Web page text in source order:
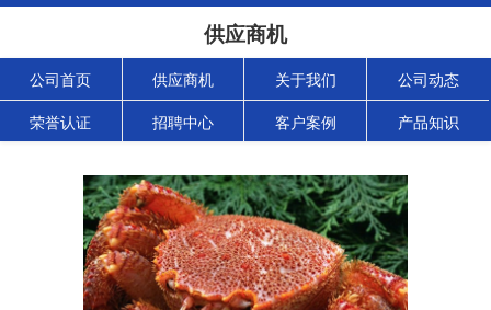
供应商机
公司首页 供应商机 关于我们 公司动态
荣誉认证 招聘中心 客户案例 产品知识